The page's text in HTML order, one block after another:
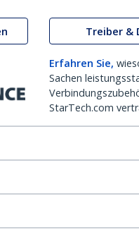
Treiber &
Erfahren Sie,
Sachen
StarTech.com